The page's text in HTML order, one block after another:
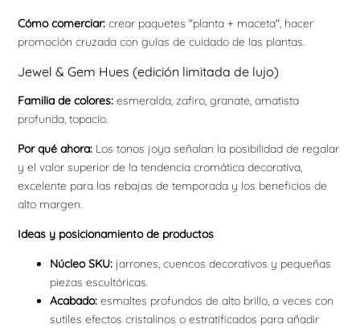
Cómo comerciar: crear paquetes "planta + maceta", hacer
promoción cruzada con guías de cuidado de las plantas.
Jewel & Gem Hues (edición limitada de lujo)
Familia de colores: esmeralda, zafiro, granate, amatista
profunda, topacio.
Por qué ahora: Los tonos joya señalan la posibilidad de regalar
y el valor superior de la tendencia cromática decorativa,
excelente para las rebajas de temporada y los beneficios de
alto margen.
Ideas y posicionamiento de productos
Núcleo SKU: jarrones, cuencos decorativos y pequeñas
piezas escultóricas.
Acabado: esmaltes profundos de alto brillo, a veces con
sutiles efectos cristalinos o estratificados para añadir